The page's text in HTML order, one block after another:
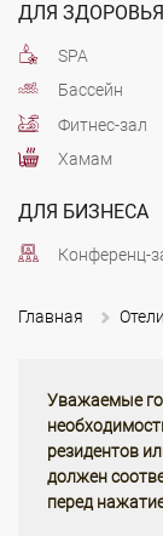
ДЛЯ
SPA
Бассейн
Фитнес-зал
Хамам
ДЛЯ БИЗНЕСА
Конференц-
Главная Отели
Уважаемые
резидентов
должен
перед